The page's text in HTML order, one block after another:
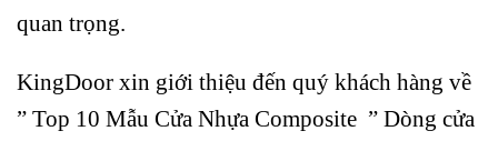
quan trọng.
KingDoor xin giới thiệu đến quý khách hàng về
” Top 10 Mẫu Cửa Nhựa Composite ” Dòng cửa